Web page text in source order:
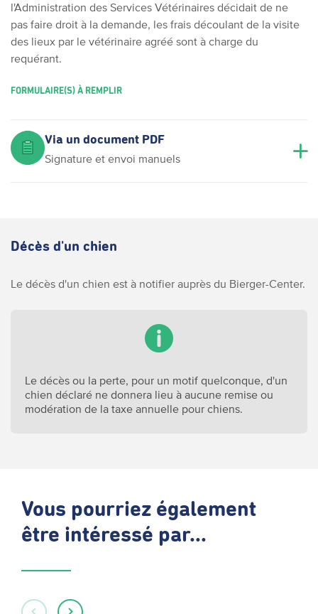
l'Administration des Services Vétérinaires décidait de ne
pas faire droit à la demande, les frais découlant de la visite
des lieux par le vétérinaire agréé sont à charge du
requérant.
FORMULAIRE(S) À REMPLIR
Via un document PDF
Signature et envoi manuels
Décès d'un chien
Le décès d'un chien est à notifier auprès du Bierger-Center.
Le décès ou la perte, pour un motif quelconque, d'un
chien déclaré ne donnera lieu à aucune remise ou
modération de la taxe annuelle pour chiens.
Vous pourriez également
être intéressé par...